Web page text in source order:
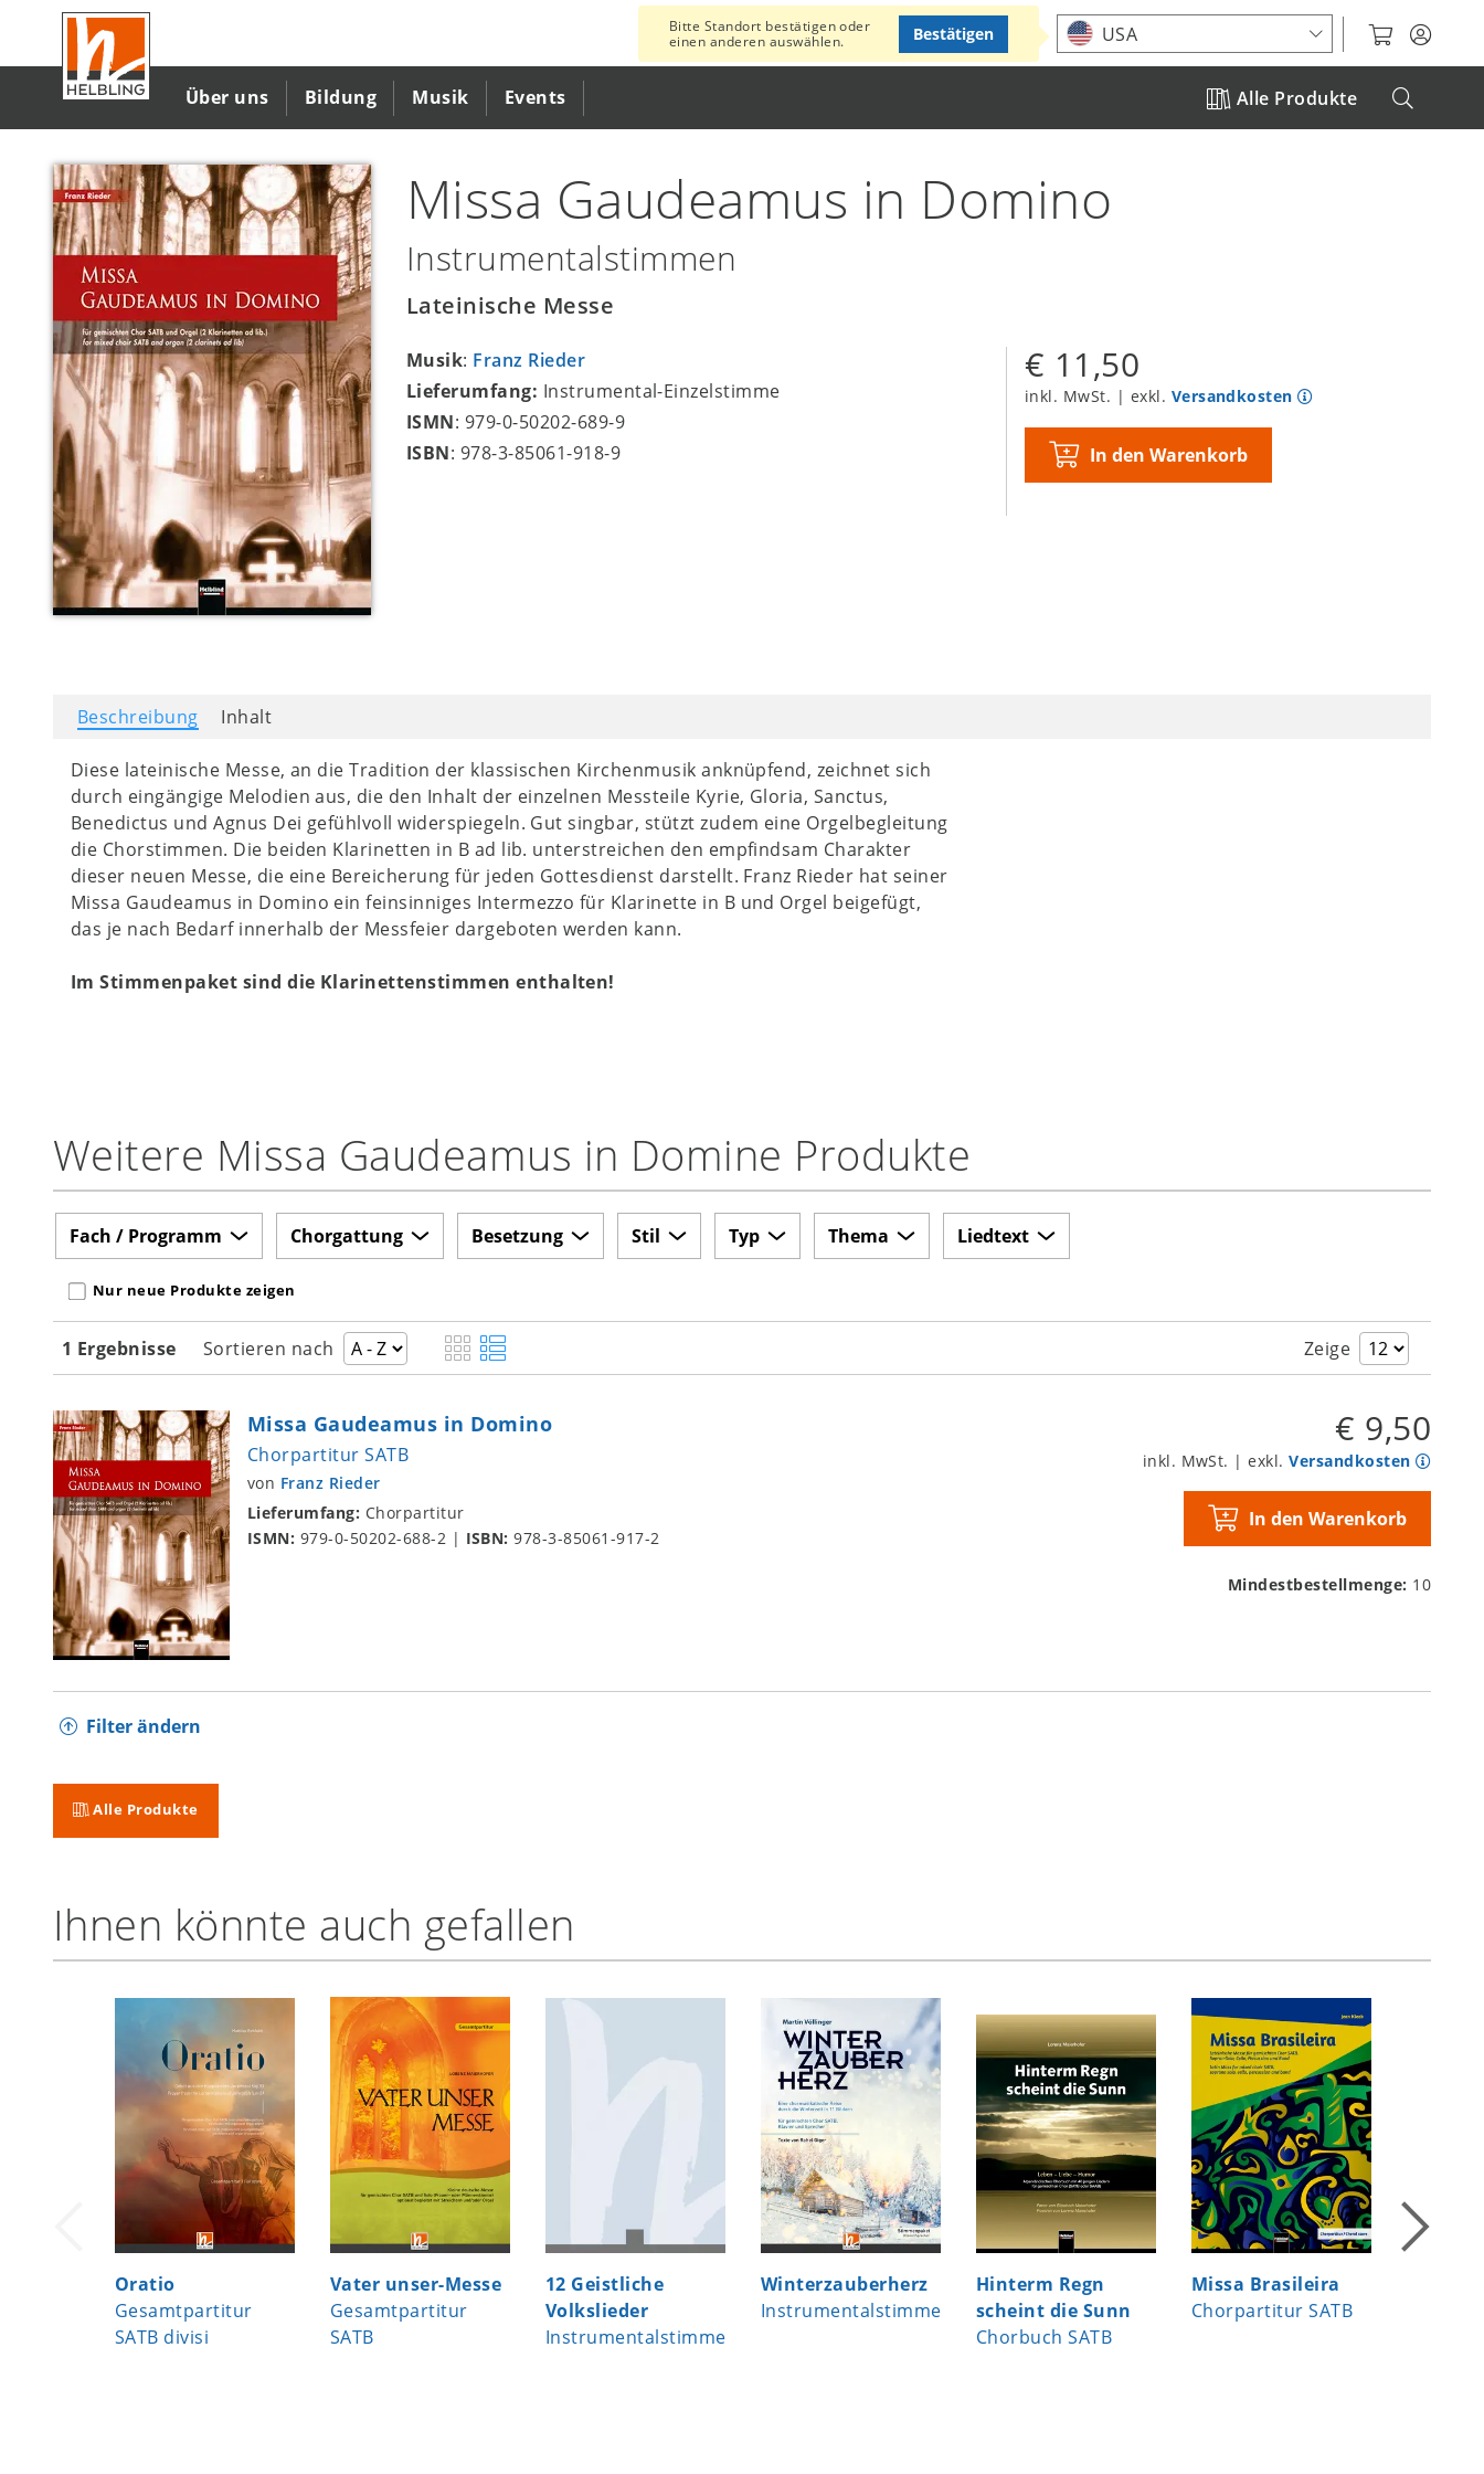
Inhalt
Standort auswählen
Über uns Bildung Musik Events Alle Produkte
Bitte Standort bestätigen oder
einen anderen auswählen.
USA
Bestätigen
Missa Gaudeamus in Domino
Instrumentalstimmen
Lateinische Messe
Musik: Franz Rieder
Lieferumfang: Instrumental-Einzelstimme
ISMN: 979-0-50202-689-9
ISBN: 978-3-85061-918-9
€ 11,50
inkl. MwSt. | exkl. Versandkosten
In den Warenkorb
Beschreibung Inhalt
Diese lateinische Messe, an die Tradition der klassischen Kirchenmusik anknüpfend, zeichnet sich
durch eingängige Melodien aus, die den Inhalt der einzelnen Messteile Kyrie, Gloria, Sanctus,
Benedictus und Agnus Dei gefühlvoll widerspiegeln. Gut singbar, stützt zudem eine Orgelbegleitung
die Chorstimmen. Die beiden Klarinetten in B ad lib. unterstreichen den empfindsam Charakter
dieser neuen Messe, die eine Bereicherung für jeden Gottesdienst darstellt. Franz Rieder hat seiner
Missa Gaudeamus in Domino ein feinsinniges Intermezzo für Klarinette in B und Orgel beigefügt,
das je nach Bedarf innerhalb der Messfeier dargeboten werden kann.
Im Stimmenpaket sind die Klarinettenstimmen enthalten!
Weitere Missa Gaudeamus in Domine Produkte
Nur neue Produkte zeigen
Fach / Programm Chorgattung Besetzung Stil Typ Thema Liedtext
1 Ergebnisse Sortieren nach Zeige
Missa Gaudeamus in Domino
Chorpartitur SATB
von Franz Rieder
Lieferumfang: Chorpartitur
ISMN: 979-0-50202-688-2 | ISBN:978-3-85061-917-2
€ 9,50
inkl. MwSt. | exkl.Versandkosten
In den Warenkorb
Mindestbestellmenge: 10
Filter ändern
Alle Produkte
Ihnen könnte auch gefallen
Oratio
Gesamtpartitur
SATB divisi
Vater unser-Messe
Gesamtpartitur
SATB
12 Geistliche
Volkslieder
Instrumentalstimmen
Winterzauberherz
Instrumentalstimmen
Hinterm Regn
scheint die Sunn
Chorbuch SATB
Missa Brasileira
Chorpartitur SATB